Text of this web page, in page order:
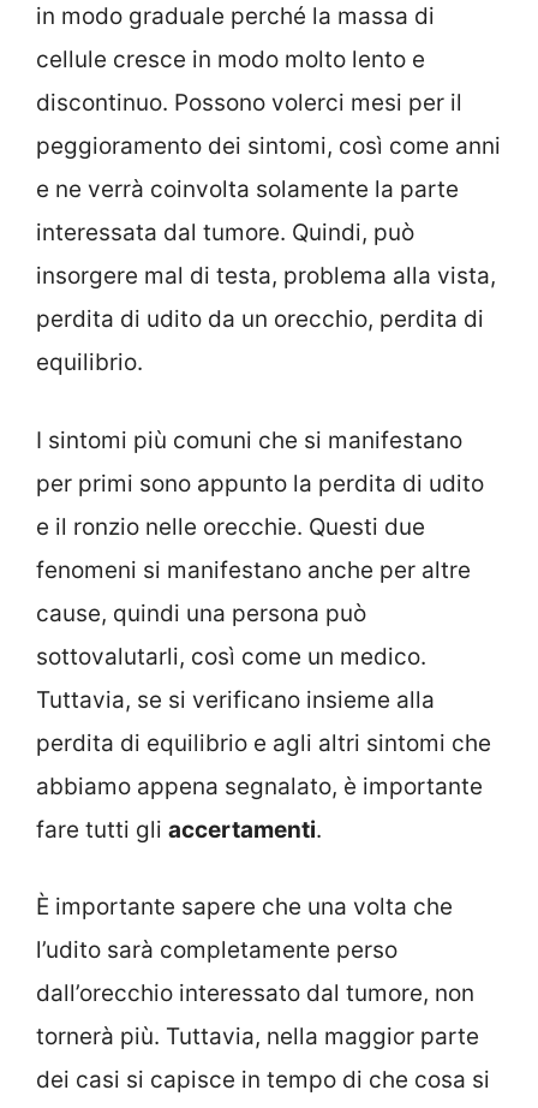
in modo graduale perché la massa di
cellule cresce in modo molto lento e
discontinuo. Possono volerci mesi per il
peggioramento dei sintomi, così come anni
e ne verrà coinvolta solamente la parte
interessata dal tumore. Quindi, può
insorgere mal di testa, problema alla vista,
perdita di udito da un orecchio, perdita di
equilibrio.
I sintomi più comuni che si manifestano
per primi sono appunto la perdita di udito
e il ronzio nelle orecchie. Questi due
fenomeni si manifestano anche per altre
cause, quindi una persona può
sottovalutarli, così come un medico.
Tuttavia, se si verificano insieme alla
perdita di equilibrio e agli altri sintomi che
abbiamo appena segnalato, è importante
fare tutti gli accertamenti.
È importante sapere che una volta che
l’udito sarà completamente perso
dall’orecchio interessato dal tumore, non
tornerà più. Tuttavia, nella maggior parte
dei casi si capisce in tempo di che cosa si